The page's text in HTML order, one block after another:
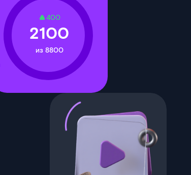
400
2100
из 8800